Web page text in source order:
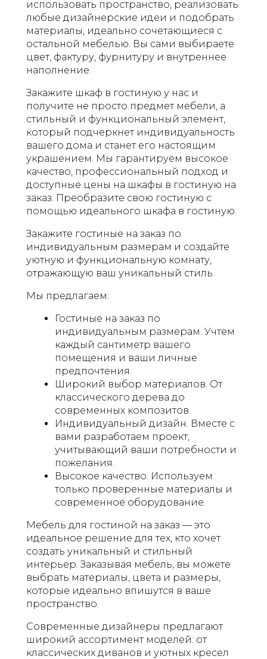
использовать пространство, реализовать
любые дизайнерские идеи и подобрать
материалы, идеально сочетающиеся с
остальной мебелью. Вы сами выбираете
цвет, фактуру, фурнитуру и внутреннее
наполнение.
Закажите шкаф в гостиную у нас и
получите не просто предмет мебели, а
стильный и функциональный элемент,
который подчеркнет индивидуальность
вашего дома и станет его настоящим
украшением. Мы гарантируем высокое
качество, профессиональный подход и
доступные цены на шкафы в гостиную на
заказ. Преобразите свою гостиную с
помощью идеального шкафа в гостиную.
Закажите гостиные на заказ по
индивидуальным размерам и создайте
уютную и функциональную комнату,
отражающую ваш уникальный стиль.
Мы предлагаем:
Гостиные на заказ по
индивидуальным размерам. Учтем
каждый сантиметр вашего
помещения и ваши личные
предпочтения.
Широкий выбор материалов. От
классического дерева до
современных композитов.
Индивидуальный дизайн. Вместе с
вами разработаем проект,
учитывающий ваши потребности и
пожелания.
Высокое качество. Используем
только проверенные материалы и
современное оборудование.
Мебель для гостиной на заказ — это
идеальное решение для тех, кто хочет
создать уникальный и стильный
интерьер. Заказывая мебель, вы можете
выбрать материалы, цвета и размеры,
которые идеально впишутся в ваше
пространство.
Современные дизайнеры предлагают
широкий ассортимент моделей: от
классических диванов и уютных кресел